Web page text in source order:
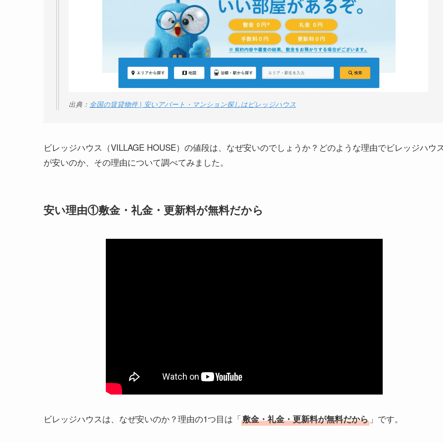
出典： 全国の賃貸物件 | 安いアパート・マンション探しはビレッジハウス
ビレッジハウス（VILLAGE HOUSE）の値段は、なぜ安いのでしょうか？どのような理由でビレッジハウ
が安いのか、その理由について調べてみました。
安い理由①敷金・礼金・更新料が無料だから
ビレッジハウスは、なぜ安いのか？理由の1つ目は「敷金・礼金・更新料が無料だから 」です。